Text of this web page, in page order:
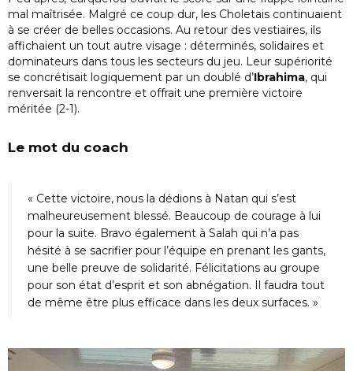
mal maîtrisée. Malgré ce coup dur, les Choletais continuaient
à se créer de belles occasions. Au retour des vestiaires, ils
affichaient un tout autre visage : déterminés, solidaires et
dominateurs dans tous les secteurs du jeu. Leur supériorité
se concrétisait logiquement par un doublé d’Ibrahima, qui
renversait la rencontre et offrait une première victoire
méritée (2-1).
Le mot du coach
« Cette victoire, nous la dédions à Natan qui s’est
malheureusement blessé. Beaucoup de courage à lui
pour la suite. Bravo également à Salah qui n’a pas
hésité à se sacrifier pour l’équipe en prenant les gants,
une belle preuve de solidarité. Félicitations au groupe
pour son état d’esprit et son abnégation. Il faudra tout
de même être plus efficace dans les deux surfaces. »